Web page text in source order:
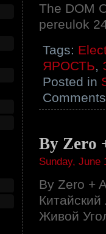
The DOM
pereulok
Tags:
ЯРОСТЬ,
Posted in
By Zero
Sunday, June
By Zero +
Живой